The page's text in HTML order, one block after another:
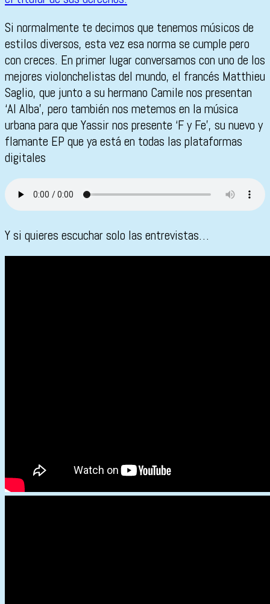
Si normalmente te decimos que tenemos músicos de
estilos diversos, esta vez esa norma se cumple pero
con creces. En primer lugar conversamos con uno de los
mejores violonchelistas del mundo, el francés Matthieu
Saglio, que junto a su hermano Camile nos presentan
‘Al Alba’, pero también nos metemos en la música
urbana para que Yassir nos presente ‘F y Fe’, su nuevo y
flamante EP que ya está en todas las plataformas
digitales
Y si quieres escuchar solo las entrevistas…